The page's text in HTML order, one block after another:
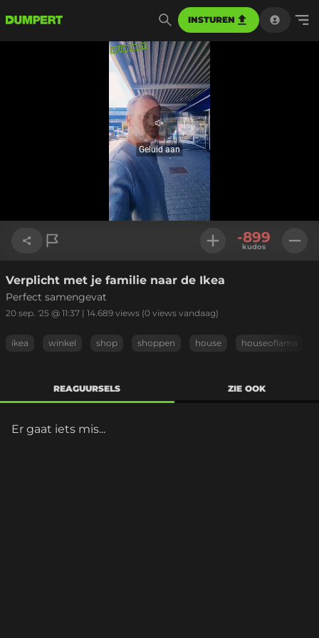
INSTUREN
Geluid
aan
Geluid aan
Link kopiëren
-899
kudos
Verplicht met je familie naar de Ikea
Perfect samengevat
20 sep. '25 @ 11:37 | 14.689 views (0 views vandaag)
ikea winkel shop shoppen house houseoflama
REAGUURSELS ZIE OOK
Er gaat iets mis...